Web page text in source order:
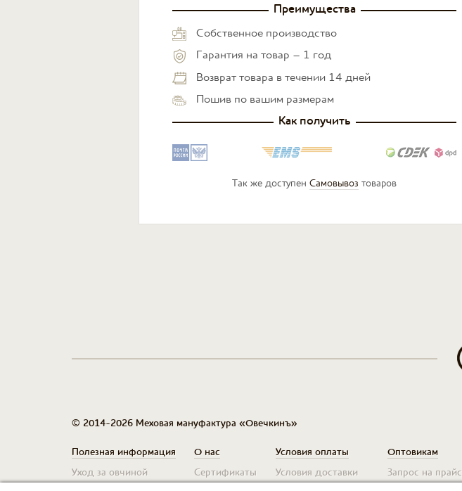
Преимущества
Собственное производство
Гарантия на товар – 1 год
Возврат товара в течении 14 дней
Пошив по вашим размерам
Как получить
Так же доступен Самовывоз товаров
© 2014-2026 Меховая мануфактура «Овечкинъ»
Полезная информация
Уход за овчиной
О нас
Сертификаты
Условия оплаты
Условия доставки
Оптовикам
Запрос на прайс